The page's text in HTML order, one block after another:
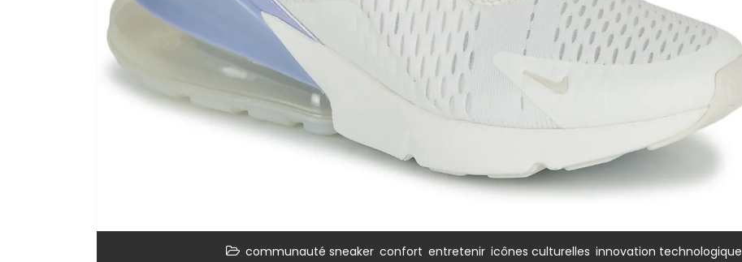
communauté sneaker confort entretenir icônes culturelles innovation technologique